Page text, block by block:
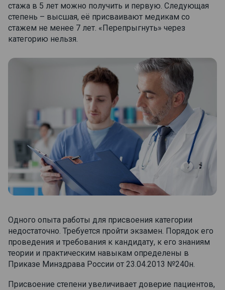
стажа в 5 лет можно получить и первую. Следующая
степень – высшая, её присваивают медикам со
стажем не менее 7 лет. «Перепрыгнуть» через
категорию нельзя.
Одного опыта работы для присвоения категории
недостаточно. Требуется пройти экзамен. Порядок его
проведения и требования к кандидату, к его знаниям
теории и практическим навыкам определены в
Приказе Минздрава России от 23.04.2013 №240н.
Присвоение степени увеличивает доверие пациентов,